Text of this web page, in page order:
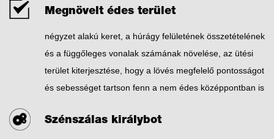
Megnövelt édes terület
négyzet alakú keret, a húrágy felületének összetételének
és a függőleges vonalak számának növelése, az ütési
terület kiterjesztése, hogy a lövés megfelelő pontosságot
és sebességet tartson fenn a nem édes középpontban is
Szénszálas királybot